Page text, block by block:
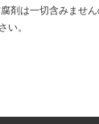
剤は一切含みませ
い。